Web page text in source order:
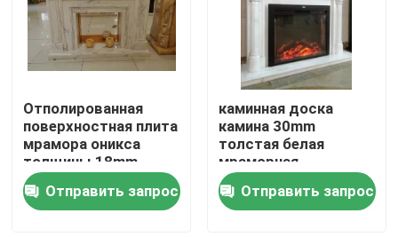
Контроль качества
Свяжитесь с нами
Новости
Случаи
Отполированная
поверхностная плита
мрамора оникса
толщины 18mm
каменная
Отправить запрос
каминная доска
камина 30mm
толстая белая
мраморная
кафельная повсюду
окружает
воодушевленности
Отправить запрос